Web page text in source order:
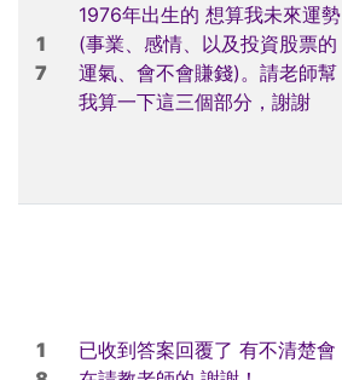
1
7
1976年出生的 想算我未來運勢
(事業、感情、以及投資股票的
運氣、會不會賺錢)。請老師幫
我算一下這三個部分，謝謝
1
已收到答案回覆了 有不清楚會